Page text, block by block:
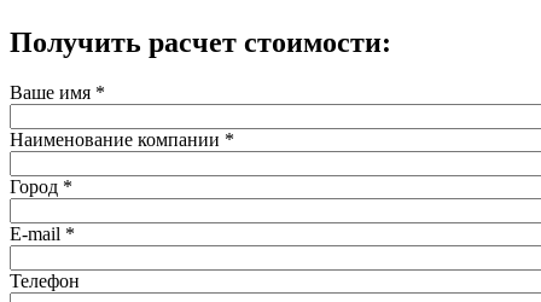
Получить расчет стоимости:
Ваше имя *
Наименование компании *
Город *
E-mail *
Телефон